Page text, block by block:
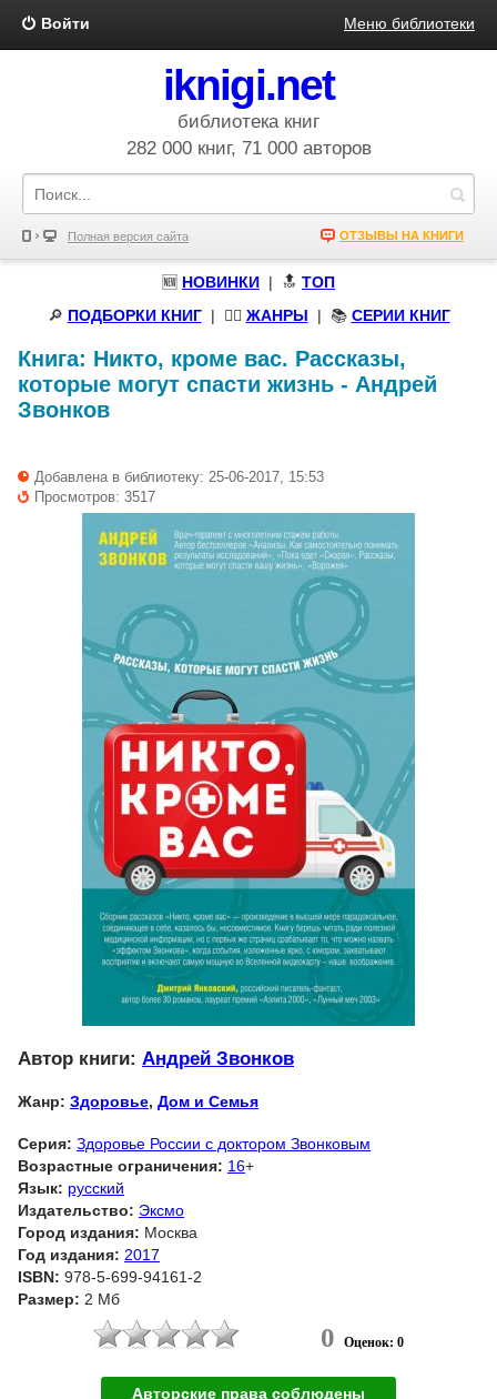
Войти Меню библиотеки
iknigi.net
библиотека книг
282 000 книг, 71 000 авторов
Полная версия сайта ОТЗЫВЫ НА КНИГИ
🆕 НОВИНКИ | 🔝 ТОП
🔎 ПОДБОРКИ КНИГ| 🧝‍♀️ ЖАНРЫ | 📚 СЕРИИ КНИГ
Книга: Никто, кроме вас. Рассказы,
которые могут спасти жизнь - Андрей
Звонков
Добавлена в библиотеку: 25-06-2017, 15:53
Просмотров: 3517
Автор книги: Андрей Звонков
Жанр: Здоровье, Дом и Семья
Серия: Здоровье России с доктором Звонковым
Возрастные ограничения: 16+
Язык: русский
Издательство: Эксмо
Город издания: Москва
Год издания: 2017
ISBN: 978-5-699-94161-2
Размер: 2 Мб
0 Оценок: 0
Авторские права соблюдены